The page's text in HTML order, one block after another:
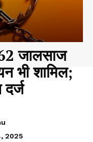
जालसाज
भी शामिल;
2025